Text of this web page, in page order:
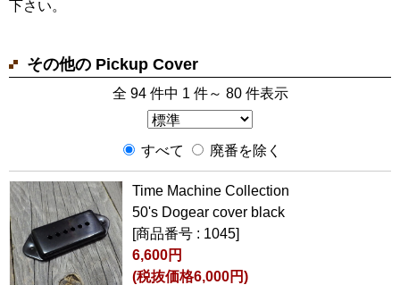
下さい。
その他の Pickup Cover
全 94 件中 1 件～ 80 件表示
すべて 廃番を除く
Time Machine Collection
50's Dogear cover black
[商品番号 : 1045]
6,600円
(税抜価格6,000円)